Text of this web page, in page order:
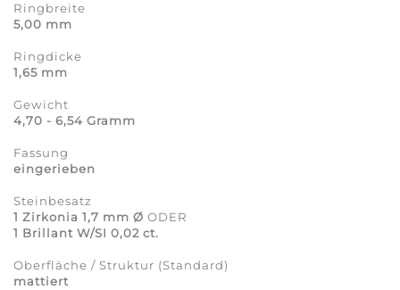
Ringbreite
5,00 mm
Ringdicke
1,65 mm
Gewicht
4,70 - 6,54 Gramm
Fassung
eingerieben
Steinbesatz
1 Zirkonia 1,7 mm Ø ODER
1 Brillant W/SI 0,02 ct.
Oberfläche / Struktur (Standard)
mattiert